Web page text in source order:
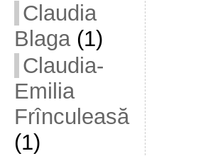
Claudia
Blaga(1)
Claudia-
Emilia
Frînculeasă
(1)